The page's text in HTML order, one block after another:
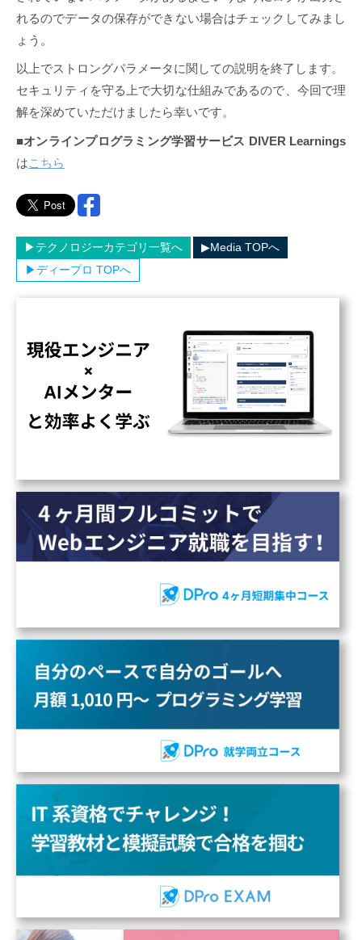
れるのでデータの保存ができない場合はチェックしてみまし
ょう。
以上でストロングパラメータに関しての説明を終了します。
セキュリティを守る上で大切な仕組みであるので、今回で理
解を深めていただけましたら幸いです。
■オンラインプログラミング学習サービス DIVER Learnings
はこちら
▶︎テクノロジーカテゴリ一覧へ
▶︎Media TOPへ
▶︎ディープロ TOPへ